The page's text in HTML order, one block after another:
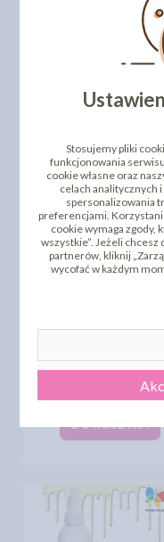
POLEWA DO
- DRIP NATURAL
100ML
DO KOSZYKA
POLEWA DO
- DRIP RÓŻOWY
ROSE- 100ML
23,28 zł
DO KOSZYKA
Stosujemy pliki
funkcjonowania
cookie własne oraz
celach analitycznych
spersonalizowania
preferencjami.
cookie wymaga zgody,
wszystkie”. Jeżeli chcesz
partnerów, kliknij
wycofać w każdym